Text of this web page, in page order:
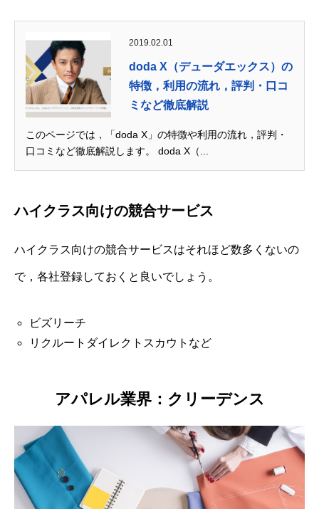
2019.02.01
doda X（デューダエックス）の
特徴，利用の流れ，評判・口コ
ミなど徹底解説
このページでは，「doda X」の特徴や利用の流れ，評判・
口コミなど徹底解説します。 doda X（...
ハイクラス向けの競合サービス
ハイクラス向けの競合サービスはそれほど数多くないの
で，各社登録しておくと良いでしょう。
ビズリーチ
リクルートダイレクトスカウトなど
アパレル業界：クリーデンス